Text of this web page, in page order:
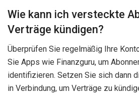
Wie kann ich versteckte
Verträge kündigen?
Überprüfen Sie regelmäßig Ihre
Sie Apps wie Finanzguru, um
identifizieren. Setzen Sie sich dann
in Verbindung, um Verträge zu